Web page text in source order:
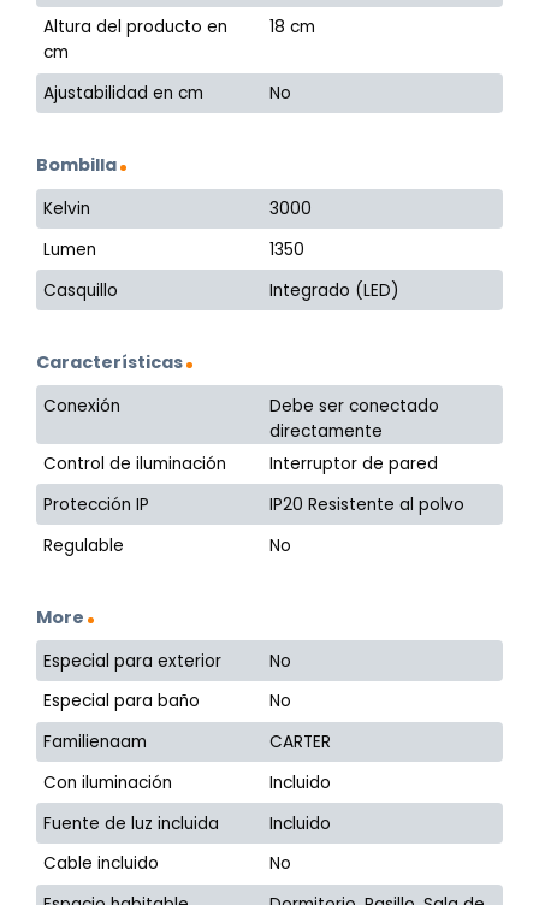
Altura del producto en
cm
18 cm
Ajustabilidad en cm No
Bombilla
Kelvin
3000
Lumen
1350
Casquillo
Integrado (LED)
Características
Conexión
Debe ser conectado
directamente
Control de iluminación
Interruptor de pared
Protección IP
IP20 Resistente al polvo
Regulable
No
More
Especial para exterior
No
Especial para baño
No
Familienaam
CARTER
Con iluminación
Incluido
Fuente de luz incluida
Incluido
Cable incluido
No